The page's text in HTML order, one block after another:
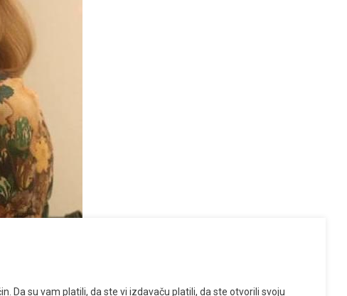
Da su vam platili, da ste vi izdavaču platili, da ste otvorili svoju